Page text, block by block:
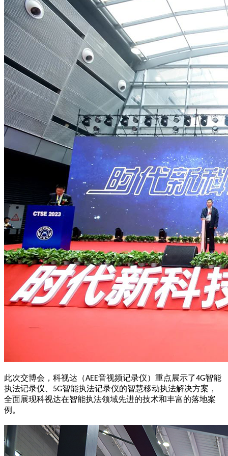
此次交博会，科视达（AEE音视频记录仪）重点展示了4G智能
执法记录仪、 5G智能执法记录仪的智慧移动执法解决方案，
全面展现科视达在智能执法领域先进的技术和丰富的落地案
例。